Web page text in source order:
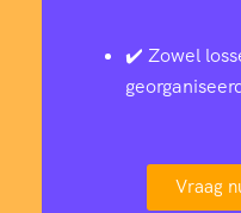
✔️ Zowel
Vraag